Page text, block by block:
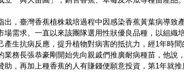
出，臺灣香蕉植株栽培過程中因感染香蕉黃葉病導
場需求。一直以來該團隊選用性狀優良品種，以組
產生抗病反應，提升植物對病害的抵抗力，經1年時
業務長張恭豪剛開始先向親戚們推廣耐病種苗，他
助，再加上種香蕉的人有賺錢便願意投資，第1年就推